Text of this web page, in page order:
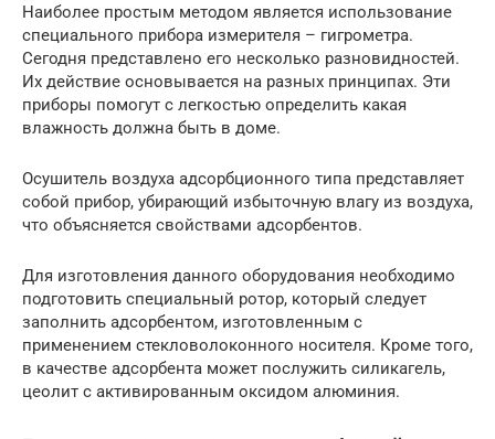
Наиболее простым методом является использование
специального прибора измерителя – гигрометра.
Сегодня представлено его несколько разновидностей.
Их действие основывается на разных принципах. Эти
приборы помогут с легкостью определить какая
влажность должна быть в доме.
Осушитель воздуха адсорбционного типа представляет
собой прибор, убирающий избыточную влагу из воздуха,
что объясняется свойствами адсорбентов.
Для изготовления данного оборудования необходимо
подготовить специальный ротор, который следует
заполнить адсорбентом, изготовленным с
применением стекловолоконного носителя. Кроме того,
в качестве адсорбента может послужить силикагель,
цеолит с активированным оксидом алюминия.